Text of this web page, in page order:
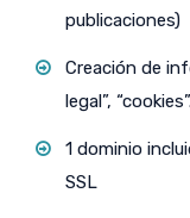
publicaciones)
Creación de
legal”,
1 dominio
SSL